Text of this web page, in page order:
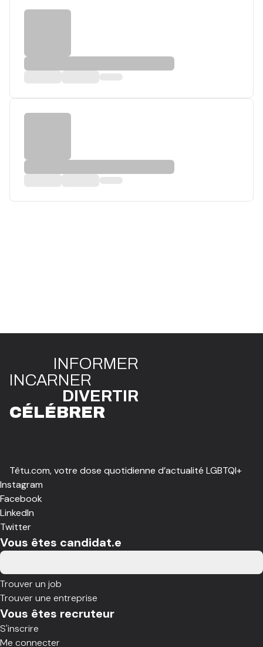
INFORMER
INCARNER
DIVERTIR
CÉLÉBRER
Têtu.com, votre dose quotidienne d’actualité LGBTQI+
Instagram
Facebook
LinkedIn
Twitter
Vous êtes candidat.e
Trouver un job
Trouver une entreprise
Vous êtes recruteur
S'inscrire
Me connecter